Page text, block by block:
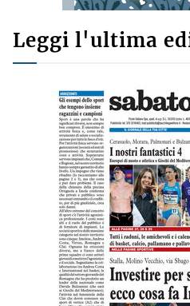
Leggi l'ultima